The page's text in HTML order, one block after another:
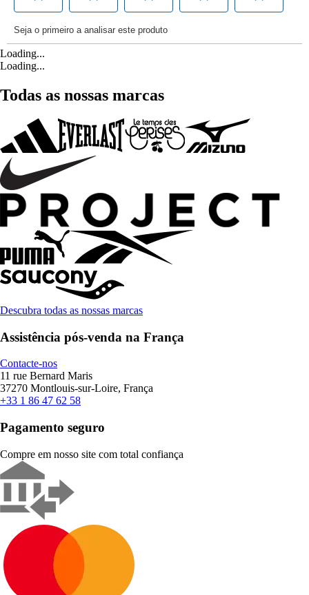
Loading...
Loading...
Todas as nossas marcas
Descubra todas as nossas marcas
Assistência pós-venda na França
Contacte-nos
11 rue Bernard Maris
37270 Montlouis-sur-Loire, França
+33 1 86 47 62 58
Pagamento seguro
Compre em nosso site com total confiança